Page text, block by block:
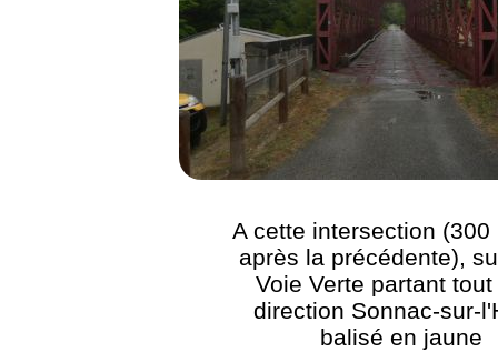
A cette intersection (300
après la précédente),
Voie Verte partant
direction Sonnac-sur-
balisé en jaune